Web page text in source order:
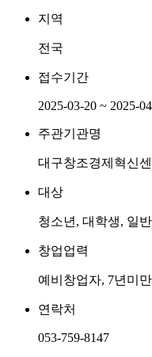
지역
전국
접수기간
2025-03-20 ~ 2025-
주관기관명
대구창조경제혁신
대상
청소년, 대학생, 일
창업업력
예비창업자, 7년미만
연락처
053-759-8147